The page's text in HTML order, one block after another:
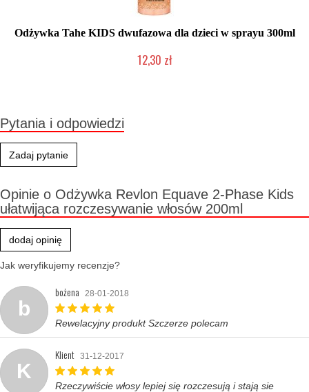
Odżywka Tahe KIDS dwufazowa dla dzieci w sprayu 300ml
12,30 zł
Pytania i odpowiedzi
Zadaj pytanie
Opinie o Odżywka Revlon Equave 2-Phase Kids
ułatwijąca rozczesywanie włosów 200ml
dodaj opinię
Jak weryfikujemy recenzje?
b
bożena 28-01-2018
Rewelacyjny produkt Szczerze polecam
K
Klient 31-12-2017
Rzeczywiście włosy lepiej się rozczesują i stają sie